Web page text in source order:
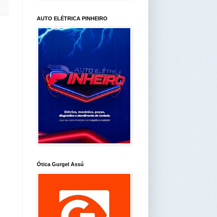
AUTO ELÉTRICA PINHEIRO
Ótica Gurgel Assú